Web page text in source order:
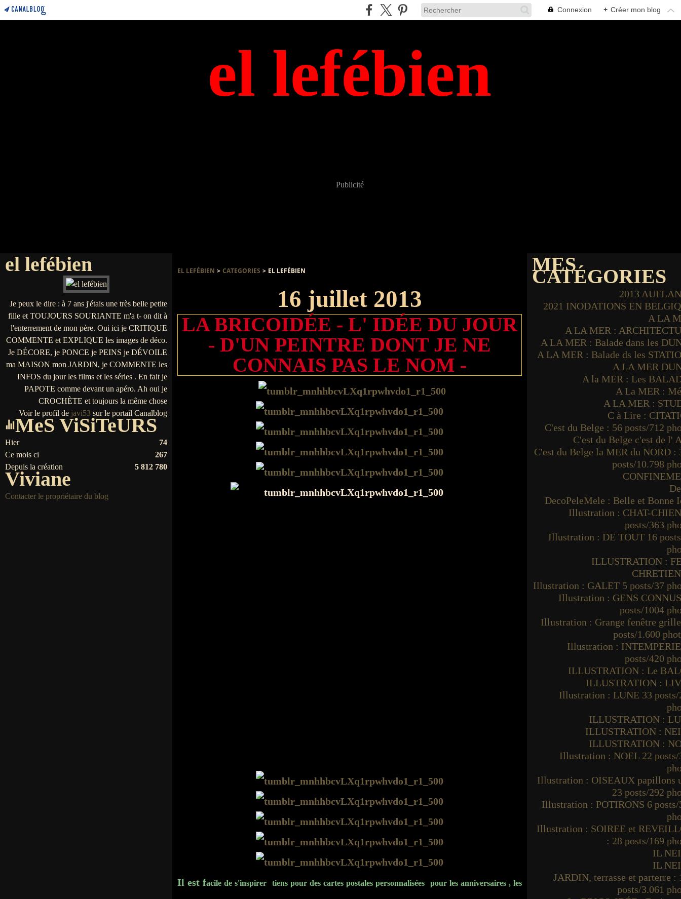
Connexion + Créer mon blog
el lefébien
Publicité
el lefébien
Je peux le dire : à 7 ans j'étais une très belle petite
fille et TOUJOURS SOURIANTE m'a t- on dit à
l'enterrement de mon père. Oui ici je CRITIQUE
COMMENTE et EXPLIQUE les images de déco.
Je DÉCORE, je PONCE je PEINS je DÉVOILE
ma MAISON mon JARDIN, je COMMENTE les
INFOS du jour les films et les séries . En fait je
PAPOTE comme devant un apéro. Ah oui je
CROCHÈTE et toujours la même chose
Voir le profil de javi53 sur le portail Canalblog
MeS ViSiTeURS
Hier
74
Ce mois ci
267
Depuis la création
5 812 780
Viviane
Contacter le propriétaire du blog
EL LEFÉBIEN > CATEGORIES > EL LEFÉBIEN
16 juillet 2013
LA BRICOIDÉE - L' IDÉE DU JOUR
- D'UN PEINTRE DONT JE NE
CONNAIS PAS LE NOM -
Il est facile de s'inspirer tiens pour des cartes postales personnalisées pour les anniversaires , les
MES
CATÉGORIES
2013
2021 INODATIONS EN
A LA
A LA MER :
A LA MER : Balade dans les
A LA MER : Balade ds les
A LA MER
A la MER : Les
A La MER :
A LA MER :
C à Lire :
C'est du Belge : 56 posts/712
C'est du Belge c'est de l'
C'est du Belge la MER du NORD :
posts/10.798
DecoPeleMele : Belle et Bonne
Illustration : CHAT-
posts/363
Illustration : DE TOUT 16
ILLUSTRATION :
Illustration : GALET 5 posts/37
Illustration : GENS
posts/1004
Illustration : Grange fenêtre
posts/1.600
Illustration :
posts/420
ILLUSTRATION : Le
ILLUSTRATION :
Illustration : LUNE 33 posts/
ILLUSTRATION :
ILLUSTRATION :
ILLUSTRATION :
Illustration : NOEL 22 posts/
Illustration : OISEAUX papillons
23 posts/292
Illustration : POTIRONS 6 posts/
Illustration : SOIREE et
: 28 posts/169
IL
IL
JARDIN, terrasse et parterre :
posts/3.061